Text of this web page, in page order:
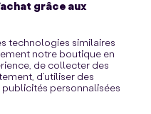
grâce aux
technologies similaires
notre boutique en
de collecter des
d’utiliser des
personnalisées